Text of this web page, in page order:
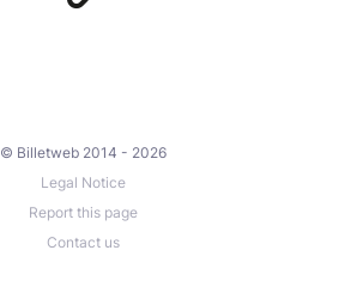
© Billetweb 2014 - 2026
Legal Notice
Report this page
Contact us